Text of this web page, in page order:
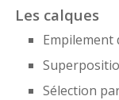
Les calques
Empilement
Sélection